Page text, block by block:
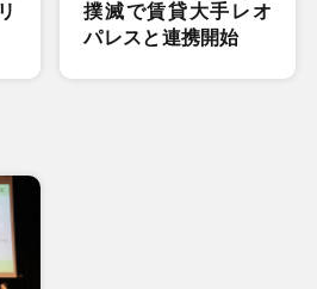
撲滅で賃貸大手レオ
パレスと連携開始